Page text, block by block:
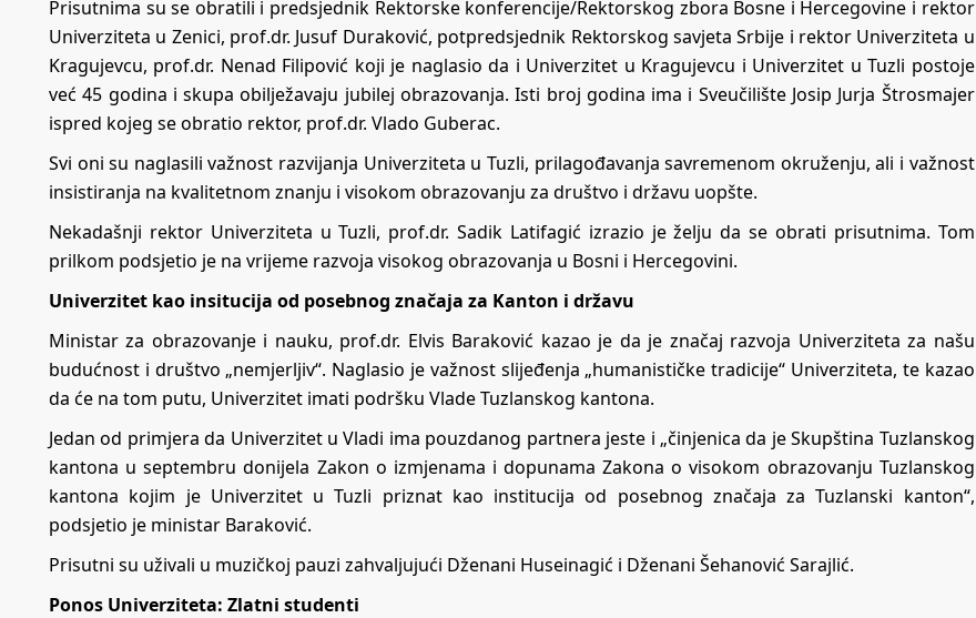
Prisutnima su se obratili i predsjednik Rektorske konferencije/Rektorskog zbora Bosne i Hercegovine i rektor
Univerziteta u Zenici, prof.dr. Jusuf Duraković, potpredsjednik Rektorskog savjeta Srbije i rektor Univerziteta u
Kragujevcu, prof.dr. Nenad Filipović koji je naglasio da i Univerzitet u Kragujevcu i Univerzitet u Tuzli postoje
već 45 godina i skupa obilježavaju jubilej obrazovanja. Isti broj godina ima i Sveučilište Josip Jurja Štrosmajer
ispred kojeg se obratio rektor, prof.dr. Vlado Guberac.
Svi oni su naglasili važnost razvijanja Univerziteta u Tuzli, prilagođavanja savremenom okruženju, ali i važnost
insistiranja na kvalitetnom znanju i visokom obrazovanju za društvo i državu uopšte.
Nekadašnji rektor Univerziteta u Tuzli, prof.dr. Sadik Latifagić izrazio je želju da se obrati prisutnima. Tom
prilkom podsjetio je na vrijeme razvoja visokog obrazovanja u Bosni i Hercegovini.
Univerzitet kao insitucija od posebnog značaja za Kanton i državu
Ministar za obrazovanje i nauku, prof.dr. Elvis Baraković kazao je da je značaj razvoja Univerziteta za našu
budućnost i društvo „nemjerljiv“. Naglasio je važnost slijeđenja „humanističke tradicije“ Univerziteta, te kazao
da će na tom putu, Univerzitet imati podršku Vlade Tuzlanskog kantona.
Jedan od primjera da Univerzitet u Vladi ima pouzdanog partnera jeste i „činjenica da je Skupština Tuzlanskog
kantona u septembru donijela Zakon o izmjenama i dopunama Zakona o visokom obrazovanju Tuzlanskog
kantona kojim je Univerzitet u Tuzli priznat kao institucija od posebnog značaja za Tuzlanski kanton“,
podsjetio je ministar Baraković.
Prisutni su uživali u muzičkoj pauzi zahvaljujući Dženani Huseinagić i Dženani Šehanović Sarajlić.
Ponos Univerziteta: Zlatni studenti